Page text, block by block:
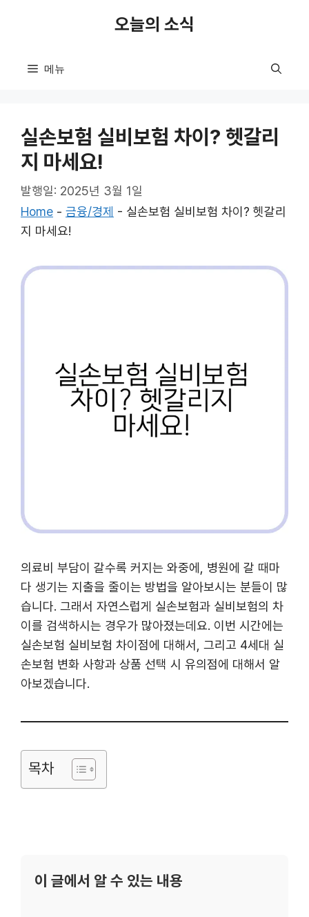
오늘의 소식
메뉴
실손보험 실비보험 차이? 헷갈리
지 마세요!
발행일: 2025년 3월 1일
Home - 금융/경제 - 실손보험 실비보험 차이? 헷갈리
지 마세요!
의료비 부담이 갈수록 커지는 와중에, 병원에 갈 때마
다 생기는 지출을 줄이는 방법을 알아보시는 분들이 많
습니다. 그래서 자연스럽게 실손보험과 실비보험의 차
이를 검색하시는 경우가 많아졌는데요. 이번 시간에는
실손보험 실비보험 차이점에 대해서, 그리고 4세대 실
손보험 변화 사항과 상품 선택 시 유의점에 대해서 알
아보겠습니다.
목차
이 글에서 알 수 있는 내용